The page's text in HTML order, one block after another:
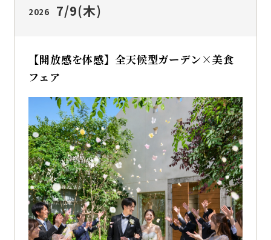
2026 7/9(木)
【開放感を体感】全天候型ガーデン×美食
フェア